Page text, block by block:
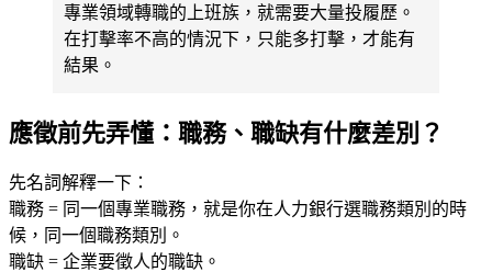
專業領域轉職的上班族，就需要大量投履歷。
在打擊率不高的情況下，只能多打擊，才能有
結果。
應徵前先弄懂：職務、職缺有什麼差別？
先名詞解釋一下：
職務 = 同一個專業職務，就是你在人力銀行選職務類別的時
候，同一個職務類別。
職缺 = 企業要徵人的職缺。